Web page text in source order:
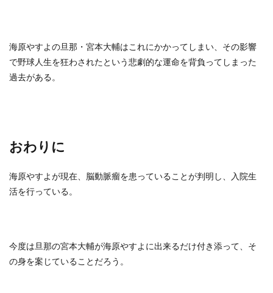
海原やすよの旦那・宮本大輔はこれにかかってしまい、その影響
で野球人生を狂わされたという悲劇的な運命を背負ってしまった
過去がある。
おわりに
海原やすよが現在、脳動脈瘤を患っていることが判明し、入院生
活を行っている。
今度は旦那の宮本大輔が海原やすよに出来るだけ付き添って、そ
の身を案じていることだろう。